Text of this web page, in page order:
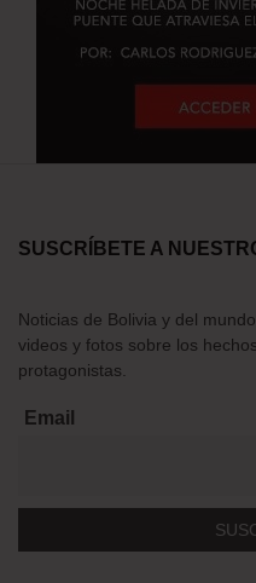
SUSCRÍBETE A
Noticias de Bolivia y del
videos y fotos sobre los
protagonistas.
Email